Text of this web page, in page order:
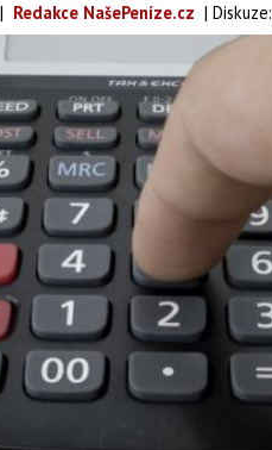
| Redakce NašePeníze.cz | Diskuze: